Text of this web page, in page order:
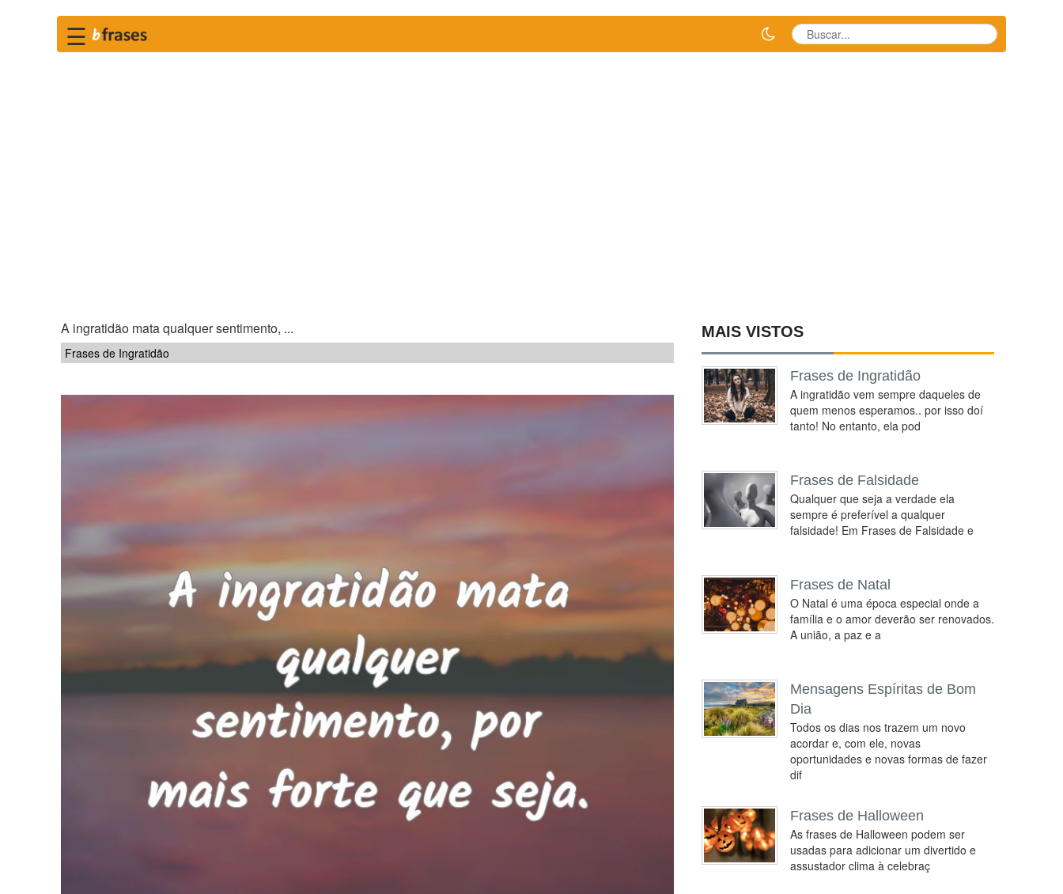
☰
A ingratidão mata qualquer sentimento, ...
Frases de Ingratidão
MAIS VISTOS
Frases de Ingratidão
A ingratidão vem sempre daqueles de
quem menos esperamos.. por isso doí
tanto! No entanto, ela pod
Frases de Falsidade
Qualquer que seja a verdade ela
sempre é preferível a qualquer
falsidade! Em Frases de Falsidade e
Frases de Natal
O Natal é uma época especial onde a
família e o amor deverão ser renovados.
A união, a paz e a
Mensagens Espíritas de Bom
Dia
Todos os dias nos trazem um novo
acordar e, com ele, novas
oportunidades e novas formas de fazer
dif
Frases de Halloween
As frases de Halloween podem ser
usadas para adicionar um divertido e
assustador clima à celebraç